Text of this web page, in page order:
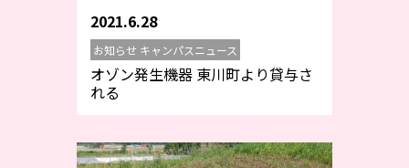
2021.6.28
お知らせ キャンパスニュース
オゾン発生機器 東川町より貸与さ
れる